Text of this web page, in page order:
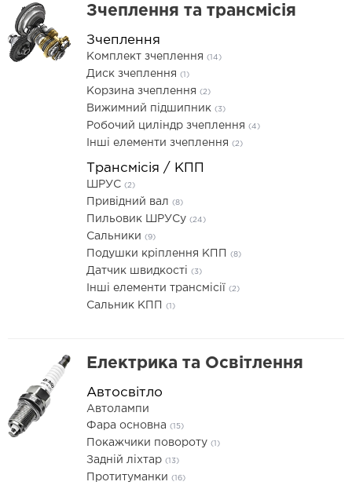
Зчеплення та трансмісія
Зчеплення
Комплект зчеплення (14)
Диск зчеплення (1)
Корзина зчеплення (2)
Вижимний підшипник (3)
Робочий циліндр зчеплення (4)
Інші елементи зчеплення (2)
Трансмісія / КПП
ШРУС (2)
Привідний вал (8)
Пильовик ШРУСу (24)
Сальники (9)
Подушки кріплення КПП (8)
Датчик швидкості (3)
Інші елементи трансмісії (2)
Сальник КПП (1)
Електрика та Освітлення
Автосвітло
Автолампи
Фара основна (15)
Покажчики повороту (1)
Задній ліхтар (13)
Протитуманки (16)